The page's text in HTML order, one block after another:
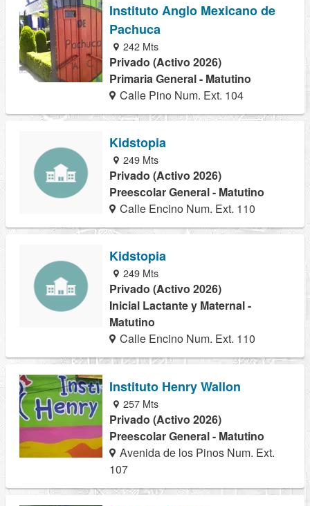
Instituto Anglo Mexicano de
Pachuca
242 Mts
Privado (Activo 2026)
Primaria General - Matutino
Calle Pino Num. Ext. 104
Kidstopia
249 Mts
Privado (Activo 2026)
Preescolar General - Matutino
Calle Encino Num. Ext. 110
Kidstopia
249 Mts
Privado (Activo 2026)
Inicial Lactante y Maternal -
Matutino
Calle Encino Num. Ext. 110
Instituto Henry Wallon
257 Mts
Privado (Activo 2026)
Preescolar General - Matutino
Avenida de los Pinos Num. Ext.
107